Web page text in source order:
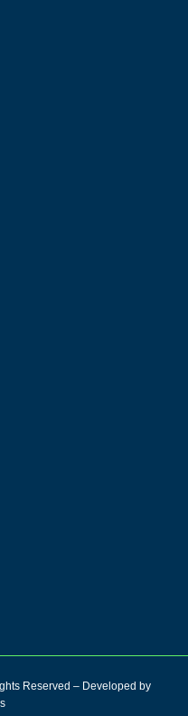
Reserved – Developed by